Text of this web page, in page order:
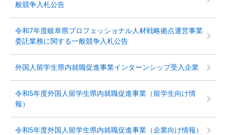
般競争入札公告
令和7年度岐阜県プロフェッショナル人材戦略拠点運営事業
委託業務に関する一般競争入札公告
外国人留学生県内就職促進事業インターンシップ受入企業
令和5年度外国人留学生県内就職促進事業（留学生向け情
報）
令和5年度外国人留学生県内就職促進事業（企業向け情報）